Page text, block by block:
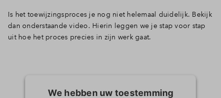
Is het toewijzingsproces je nog niet helemaal duidelijk. Bekijk
dan onderstaande video. Hierin leggen we je stap voor stap
uit hoe het proces precies in zijn werk gaat.
We hebben uw toestemming